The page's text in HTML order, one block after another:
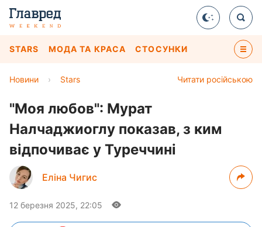
STARS МОДА ТА КРАСА СТОСУНКИ
Читати російською
Новини › Stars
"Моя любов": Мурат
Налчаджиоглу показав, з ким
відпочиває у Туреччині
Еліна Чигис
12 березня 2025, 22:05